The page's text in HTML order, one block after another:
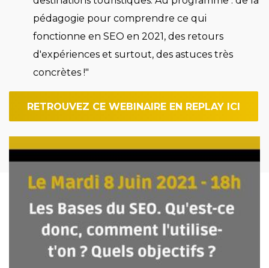
pédagogie pour comprendre ce qui
fonctionne en SEO en 2021, des retours
d'expériences et surtout, des astuces très
concrètes !"
RETROUVEZ CE WEBINAIRE EN REPLAY ICI
Imagen